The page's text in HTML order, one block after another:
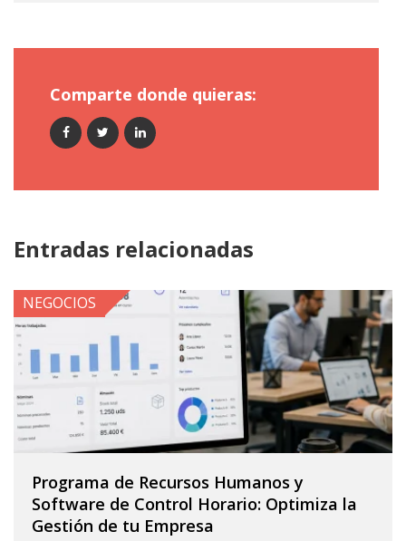
Comparte donde quieras:
Entradas relacionadas
Programa de Recursos Humanos y
Software de Control Horario: Optimiza la
Gestión de tu Empresa
NEGOCIOS